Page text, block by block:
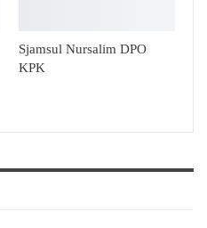
Sjamsul Nursalim DPO
KPK